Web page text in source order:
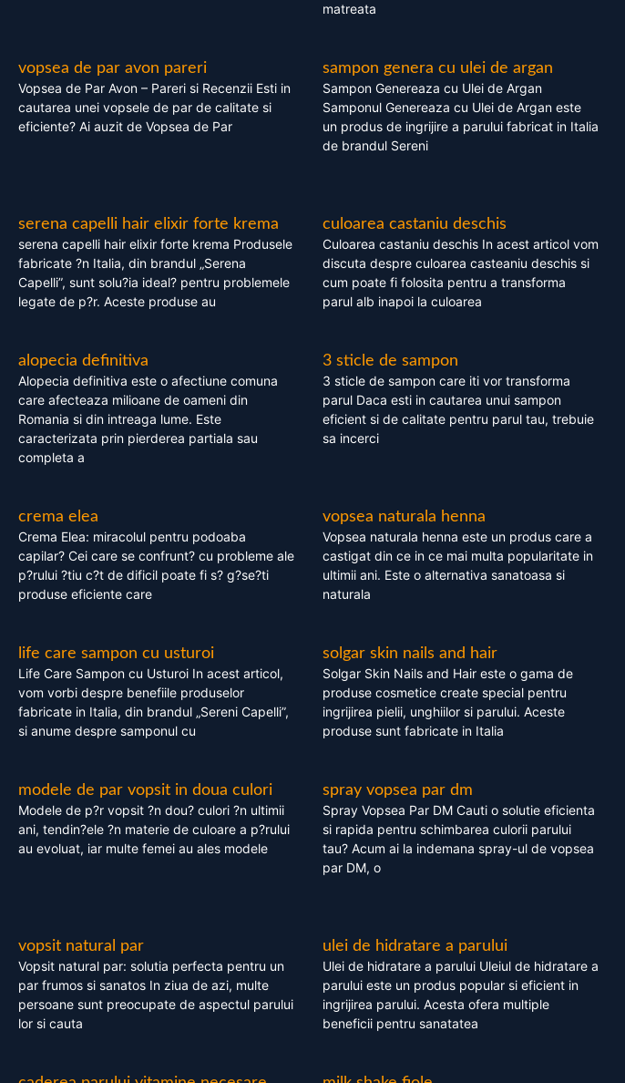
matreata
vopsea de par avon pareri
Vopsea de Par Avon – Pareri si Recenzii Esti in
cautarea unei vopsele de par de calitate si
eficiente? Ai auzit de Vopsea de Par
sampon genera cu ulei de argan
Sampon Genereaza cu Ulei de Argan
Samponul Genereaza cu Ulei de Argan este
un produs de ingrijire a parului fabricat in Italia
de brandul Sereni
serena capelli hair elixir forte krema
serena capelli hair elixir forte krema Produsele
fabricate ?n Italia, din brandul „Serena
Capelli”, sunt solu?ia ideal? pentru problemele
legate de p?r. Aceste produse au
culoarea castaniu deschis
Culoarea castaniu deschis In acest articol vom
discuta despre culoarea casteaniu deschis si
cum poate fi folosita pentru a transforma
parul alb inapoi la culoarea
alopecia definitiva
Alopecia definitiva este o afectiune comuna
care afecteaza milioane de oameni din
Romania si din intreaga lume. Este
caracterizata prin pierderea partiala sau
completa a
3 sticle de sampon
3 sticle de sampon care iti vor transforma
parul Daca esti in cautarea unui sampon
eficient si de calitate pentru parul tau, trebuie
sa incerci
crema elea
Crema Elea: miracolul pentru podoaba
capilar? Cei care se confrunt? cu probleme ale
p?rului ?tiu c?t de dificil poate fi s? g?se?ti
produse eficiente care
vopsea naturala henna
Vopsea naturala henna este un produs care a
castigat din ce in ce mai multa popularitate in
ultimii ani. Este o alternativa sanatoasa si
naturala
life care sampon cu usturoi
Life Care Sampon cu Usturoi In acest articol,
vom vorbi despre benefiile produselor
fabricate in Italia, din brandul „Sereni Capelli”,
si anume despre samponul cu
solgar skin nails and hair
Solgar Skin Nails and Hair este o gama de
produse cosmetice create special pentru
ingrijirea pielii, unghiilor si parului. Aceste
produse sunt fabricate in Italia
modele de par vopsit in doua culori
Modele de p?r vopsit ?n dou? culori ?n ultimii
ani, tendin?ele ?n materie de culoare a p?rului
au evoluat, iar multe femei au ales modele
spray vopsea par dm
Spray Vopsea Par DM Cauti o solutie eficienta
si rapida pentru schimbarea culorii parului
tau? Acum ai la indemana spray-ul de vopsea
par DM, o
vopsit natural par
Vopsit natural par: solutia perfecta pentru un
par frumos si sanatos In ziua de azi, multe
persoane sunt preocupate de aspectul parului
lor si cauta
ulei de hidratare a parului
Ulei de hidratare a parului Uleiul de hidratare a
parului este un produs popular si eficient in
ingrijirea parului. Acesta ofera multiple
beneficii pentru sanatatea